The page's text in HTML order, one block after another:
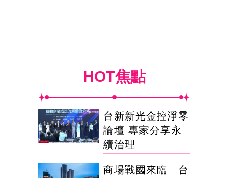
HOT焦點
台新新光金控淨零
論壇 專家分享永
續治理
商場戰國來臨 台